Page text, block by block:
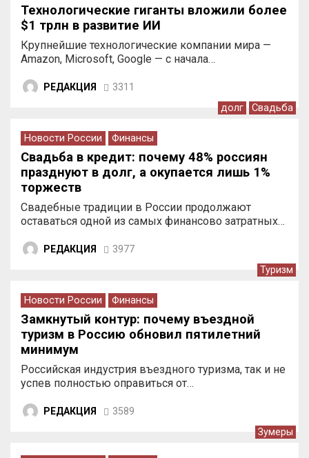
Технологические гиганты вложили более
$1 трлн в развитие ИИ
Крупнейшие технологические компании мира —
Amazon, Microsoft, Google — с начала…
РЕДАКЦИЯ 3311
долг Свадьба
Новости России Финансы
Свадьба в кредит: почему 48% россиян
празднуют в долг, а окупается лишь 1%
торжеств
Свадебные традиции в России продолжают
оставаться одной из самых финансово затратных…
РЕДАКЦИЯ 3977
Туризм
Новости России Финансы
Замкнутый контур: почему въездной
туризм в Россию обновил пятилетний
минимум
Российская индустрия въездного туризма, так и не
успев полностью оправиться от…
РЕДАКЦИЯ 3589
Зумеры